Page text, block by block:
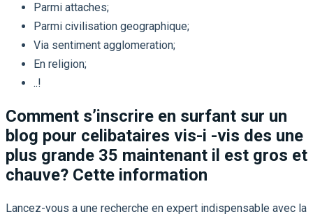
Parmi attaches;
Parmi civilisation geographique;
Via sentiment agglomeration;
En religion;
..!
Comment s’inscrire en surfant sur un
blog pour celibataires vis-i -vis des une
plus grande 35 maintenant il est gros et
chauve? Cette information
Lancez-vous a une recherche en expert indispensable avec la